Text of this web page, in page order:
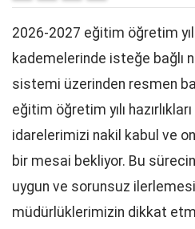
2026-2027 eğitim öğretim
kademelerinde isteğe bağlı
sistemi üzerinden resmen
eğitim öğretim yılı
idarelerimizi nakil kabul ve
bir mesai bekliyor. Bu
uygun ve sorunsuz
müdürlüklerimizin dikkat